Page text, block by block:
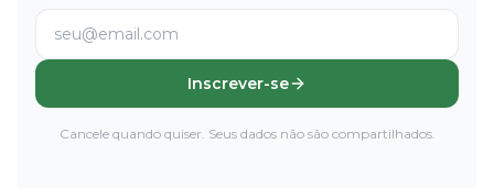
Inscrever-se
Cancele quando quiser. Seus dados não são compartilhados.